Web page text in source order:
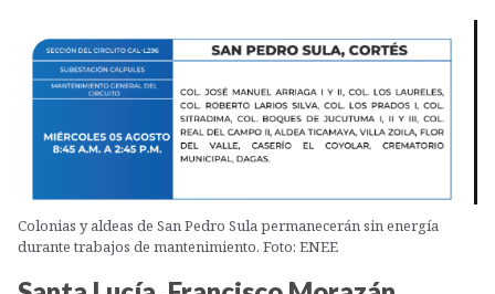
Colonias y aldeas de San Pedro Sula permanecerán sin energía
durante trabajos de mantenimiento. Foto: ENEE